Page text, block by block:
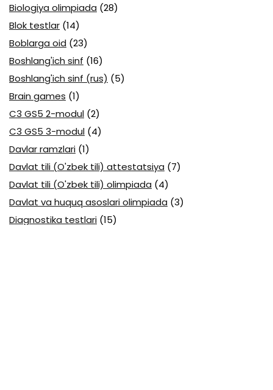
Biologiya olimpiada (28)
Blok testlar (14)
Boblarga oid (23)
Boshlang'ich sinf (16)
Boshlang'ich sinf (rus) (5)
Brain games (1)
C3 GS5 2-modul (2)
C3 GS5 3-modul (4)
Davlar ramzlari (1)
Davlat tili (O'zbek tili) attestatsiya (7)
Davlat tili (O'zbek tili) olimpiada (4)
Davlat va huquq asoslari olimpiada (3)
Diagnostika testlari (15)